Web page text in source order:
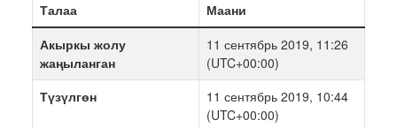
Талаа
Маани
Акыркы жолу
жаңыланган
11 сентябрь 2019, 11:26
(UTC+00:00)
Түзүлгөн
11 сентябрь 2019, 10:44
(UTC+00:00)